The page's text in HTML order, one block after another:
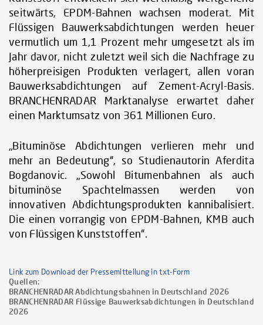
seitwärts, EPDM-Bahnen wachsen moderat. Mit
Flüssigen Bauwerksabdichtungen werden heuer
vermutlich um 1,1 Prozent mehr umgesetzt als im
Jahr davor, nicht zuletzt weil sich die Nachfrage zu
höherpreisigen Produkten verlagert, allen voran
Bauwerksabdichtungen auf Zement-Acryl-Basis.
BRANCHENRADAR Marktanalyse erwartet daher
einen Marktumsatz von 361 Millionen Euro.
„Bituminöse Abdichtungen verlieren mehr und
mehr an Bedeutung“, so Studienautorin Aferdita
Bogdanovic. „Sowohl Bitumenbahnen als auch
bituminöse Spachtelmassen werden von
innovativen Abdichtungsprodukten kannibalisiert.
Die einen vorrangig von EPDM-Bahnen, KMB auch
von Flüssigen Kunststoffen“.
Link zum Download der Pressemitteilung in txt-Form
Quellen:
BRANCHENRADAR Abdichtungsbahnen in Deutschland 2026
BRANCHENRADAR Flüssige Bauwerksabdichtungen in Deutschland
2026